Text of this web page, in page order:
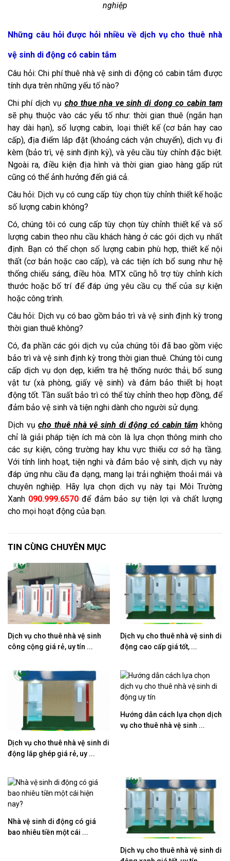
nghiệp
Những câu hỏi được hỏi nhiều về dịch vụ cho thuê nhà
vệ sinh di động có cabin tắm
Câu hỏi: Chi phí thuê nhà vệ sinh di động có cabin tắm được
tính dựa trên những yếu tố nào?
Chi phí dịch vụ cho thue nha ve sinh di dong co cabin tam
sẽ phụ thuộc vào các yếu tố như: thời gian thuê (ngắn hạn
hay dài hạn), số lượng cabin, loại thiết kế (cơ bản hay cao
cấp), địa điểm lắp đặt (khoảng cách vận chuyển), dịch vụ đi
kèm (bảo trì, vệ sinh định kỳ), và yêu cầu tùy chỉnh đặc biệt.
Ngoài ra, điều kiện địa hình và thời gian giao hàng gấp rút
cũng có thể ảnh hưởng đến giá cả.
Câu hỏi: Dịch vụ có cung cấp tùy chọn tùy chỉnh thiết kế hoặc
số lượng cabin không?
Có, chúng tôi có cung cấp tùy chọn tùy chỉnh thiết kế và số
lượng cabin theo nhu cầu khách hàng ở các gói dịch vụ nhất
định. Bạn có thể chọn số lượng cabin phù hợp, thiết kế nội
thất (cơ bản hoặc cao cấp), và các tiện ích bổ sung như hệ
thống chiếu sáng, điều hòa. MTX cũng hỗ trợ tùy chỉnh kích
thước hoặc bố trí để đáp ứng yêu cầu cụ thể của sự kiện
hoặc công trình.
Câu hỏi: Dịch vụ có bao gồm bảo trì và vệ sinh định kỳ trong
thời gian thuê không?
Có, đa phần các gói dịch vụ của chúng tôi đã bao gồm việc
bảo trì và vệ sinh định kỳ trong thời gian thuê. Chúng tôi cung
cấp dịch vụ dọn dẹp, kiểm tra hệ thống nước thải, bổ sung
vật tư (xà phòng, giấy vệ sinh) và đảm bảo thiết bị hoạt
động tốt. Tần suất bảo trì có thể tùy chỉnh theo hợp đồng, để
đảm bảo vệ sinh và tiện nghi dành cho người sử dụng.
Dịch vụcho thuê nhà vệ sinh di động có cabin tắm không
chỉ là giải pháp tiện ích mà còn là lựa chọn thông minh cho
các sự kiện, công trường hay khu vực thiếu cơ sở hạ tầng.
Với tính linh hoạt, tiện nghi và đảm bảo vệ sinh, dịch vụ này
đáp ứng nhu cầu đa dạng, mang lại trải nghiệm thoải mái và
chuyên nghiệp. Hãy lựa chọn dịch vụ này tại Môi Trường
Xanh 090.999.6570 để đảm bảo sự tiện lợi và chất lượng
cho mọi hoạt động của bạn.
TIN CÙNG CHUYÊN MỤC
Dịch vụ cho thuê nhà vệ sinh
công cộng giá rẻ, uy tín ...
Dịch vụ cho thuê nhà vệ sinh di
động cao cấp giá tốt, ...
Dịch vụ cho thuê nhà vệ sinh di
động lắp ghép giá rẻ, uy ...
Hướng dẫn cách lựa chọn dịch
vụ cho thuê nhà vệ sinh ...
Nhà vệ sinh di động có giá
bao nhiêu tiền một cái ...
Dịch vụ cho thuê nhà vệ sinh di